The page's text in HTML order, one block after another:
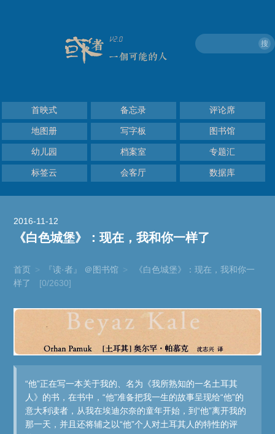
搜
首映式 备忘录 评论席
地图册 写字板 图书馆
幼儿园 档案室 专题汇
标签云 会客厅 数据库
2016-11-12
《白色城堡》：现在，我和你一样了
首页 > 『读·者』 ＠图书馆 >
《白色城堡》：现在，我和你一
样了
[0/2630]
“他”正在写一本关于我的、名为《我所熟知的一名土耳其
人》的书，在书中，“他”准备把我一生的故事呈现给“他”的
意大利读者，从我在埃迪尔奈的童年开始，到“他”离开我的
那一天，并且还将辅之以“他”个人对土耳其人的特性的评